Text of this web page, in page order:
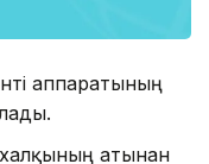
аппаратының
атынан